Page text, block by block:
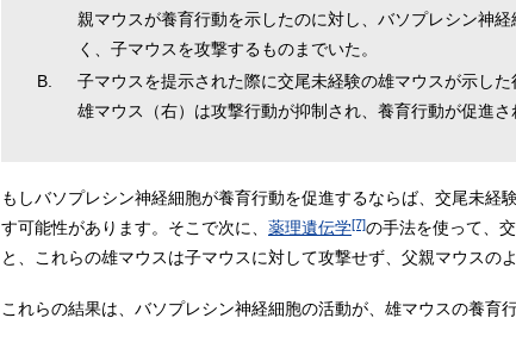
親マウスが養育行動を示したのに対し、バソプレシン神
く、子マウスを攻撃するものまでいた。
B.
子マウスを提示された際に交尾未経験の雄マウスが示し
雄マウス（右）は攻撃行動が抑制され、養育行動が促進さ
もしバソプレシン神経細胞が養育行動を促進するならば、交尾未
す可能性があります。そこで次に、 薬理遺伝学[7]の手法を使って、
と、これらの雄マウスは子マウスに対して攻撃せず、父親マウスの
これらの結果は、バソプレシン神経細胞の活動が、雄マウスの養育